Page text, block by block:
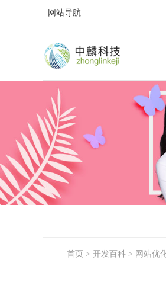
网站导航
首页 > 开发百科 > 网站优